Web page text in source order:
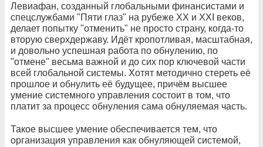
Левиафан, созданный глобальными финансистами и
спецслужбами "Пяти глаз" на рубеже XX и XXI веков,
делает попытку "отменить" не просто страну, когда-то
вторую сверхдержаву. Идёт кропотливая, масштабная,
и довольно успешная работа по обнулению, по
"отмене" весьма важной и до сих пор ключевой части
всей глобальной системы. Хотят методично стереть её
прошлое и обнулить её будущее, причём высшее
умение системного управления состоит в том, что
платит за процесс обнуления сама обнуляемая часть.
Такое высшее умение обеспечивается тем, что
организация управления как обнуляющей системой,